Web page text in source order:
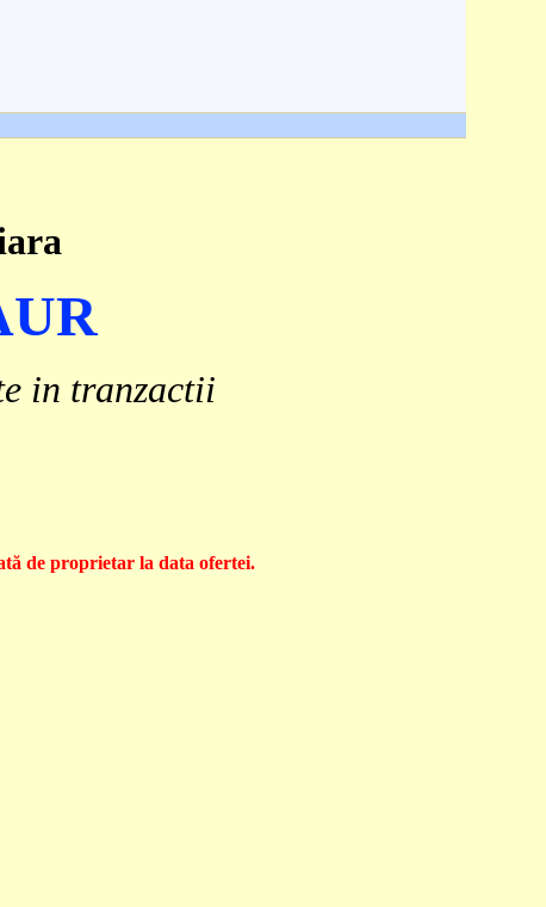
in tranzactii
de proprietar la data ofertei.